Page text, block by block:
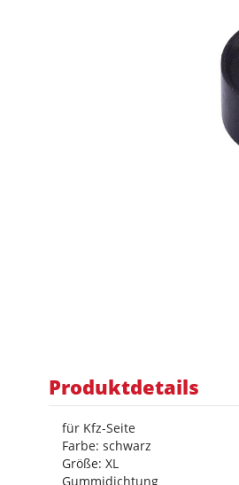
Produktdetails
für Kfz-Seite
Farbe: schwarz
Größe: XL
Gummidichtung